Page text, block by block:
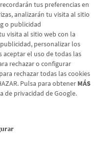
tus preferencias en
analizarán tu visita al sitio
o publicidad
visita al sitio web con la
personalizar los
aceptar el uso de todas las
rechazar o configurar
rechazar todas las cookies
Pulsa para obtener MÁS
de privacidad de Google.
11 ›página